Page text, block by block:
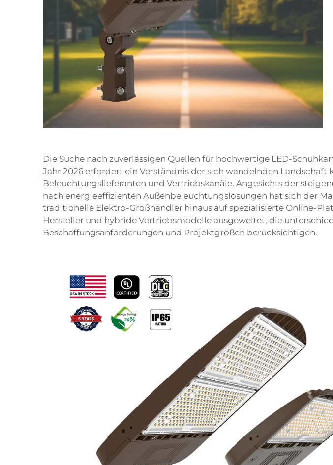
Die Suche nach zuverlässigen Quellen für hochwertige LED-
Jahr 2026 erfordert ein Verständnis der sich wandelnden Landschaft
Beleuchtungslieferanten und Vertriebskanäle. Angesichts der
nach energieeffizienten Außenbeleuchtungslösungen hat sich der
traditionelle Elektro-Großhändler hinaus auf spezialisierte Online-
Hersteller und hybride Vertriebsmodelle ausgeweitet, die
Beschaffungsanforderungen und Projektgrößen berücksichtigen.